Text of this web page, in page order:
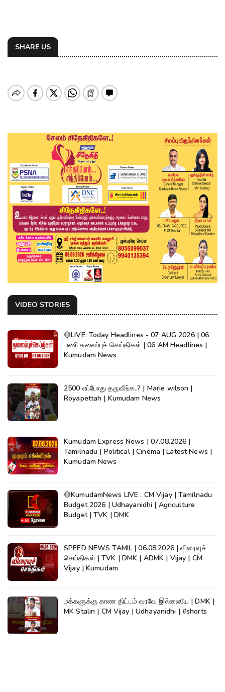
SHARE US
VIDEO STORIES
🔴LIVE: Today Headlines - 07 AUG 2026 | 06
மணி தலைப்புச் செய்திகள் | 06 AM Headlines |
Kumudam News
2500 எப்போது தருவீங்க..? | Marie wilson |
Royapettah | Kumudam News
Kumudam Express News | 07.08.2026 |
Tamilnadu | Political | Cinema | Latest News |
Kumudam News
🔴KumudamNews LIVE : CM Vijay | Tamilnadu
Budget 2026 | Udhayanidhi | Agriculture
Budget | TVK | DMK
SPEED NEWS TAMIL | 06.08.2026 | விரைவுச்
செய்திகள் | TVK | DMK | ADMK | Vijay | CM
Vijay | Kumudam
மக்களுக்கு காண திட்டம் வரவே இல்லையே | DMK |
MK Stalin | CM Vijay | Udhayanidhi | #shorts